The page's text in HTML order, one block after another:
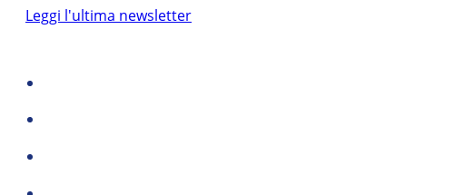
Leggi l'ultima newsletter